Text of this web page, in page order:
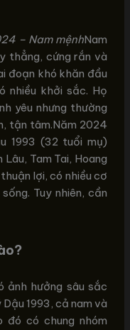
– Nam mệnhNam
thẳng, cứng rắn và
đoạn khó khăn đầu
nhiều khởi sắc. Họ
yêu nhưng thường
tận tâm.Năm 2024
1993 (32 tuổi mụ)
Tam Tai, Hoang
lợi, có nhiều cơ
Tuy nhiên, cần
ảnh hưởng sâu sắc
1993, cả nam và
đó có chung nhóm